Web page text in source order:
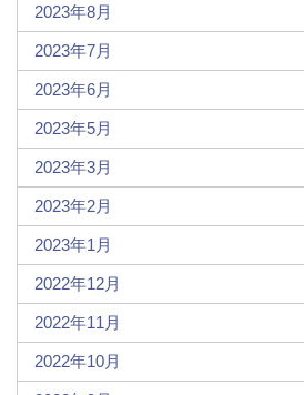
2023年8月
2023年7月
2023年6月
2023年5月
2023年3月
2023年2月
2023年1月
2022年12月
2022年11月
2022年10月